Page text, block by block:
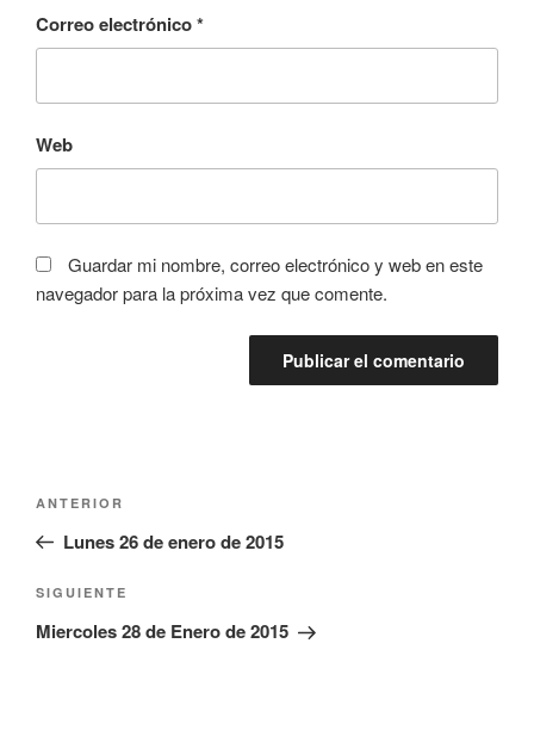
Correo electrónico*
Web
Guardar mi nombre, correo electrónico y web en este
navegador para la próxima vez que comente.
entradas
Entrada
anterior:
ANTERIOR
Lunes 26 de enero de 2015
Siguiente
entrada
SIGUIENTE
Miercoles 28 de Enero de 2015